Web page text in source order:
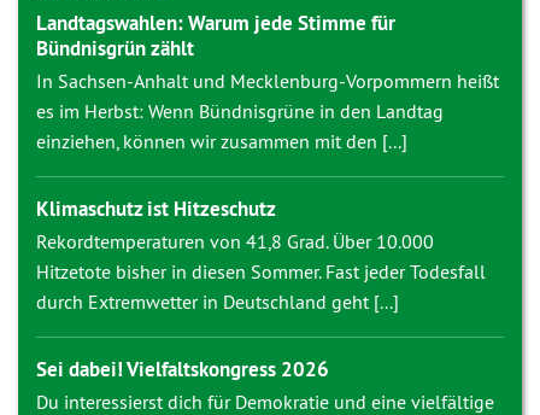
Landtagswahlen: Warum jede Stimme für
Bündnisgrün zählt
In Sachsen-Anhalt und Mecklenburg-Vorpommern heißt
es im Herbst: Wenn Bündnisgrüne in den Landtag
einziehen, können wir zusammen mit den [...]
Klimaschutz ist Hitzeschutz
Rekordtemperaturen von 41,8 Grad. Über 10.000
Hitzetote bisher in diesen Sommer. Fast jeder Todesfall
durch Extremwetter in Deutschland geht [...]
Sei dabei! Vielfaltskongress 2026
Du interessierst dich für Demokratie und eine vielfältige